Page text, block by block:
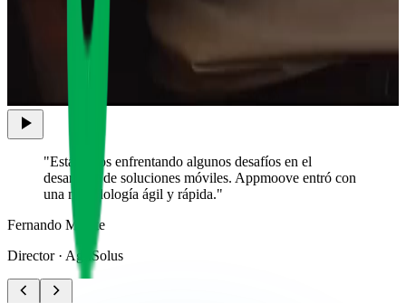
"Estábamos enfrentando algunos desafíos en el
desarrollo de soluciones móviles. Appmoove entró con
una metodología ágil y rápida."
Fernando Mizote
Director· AgriSolus